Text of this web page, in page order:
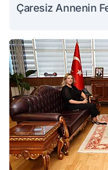
Çaresiz Annenin